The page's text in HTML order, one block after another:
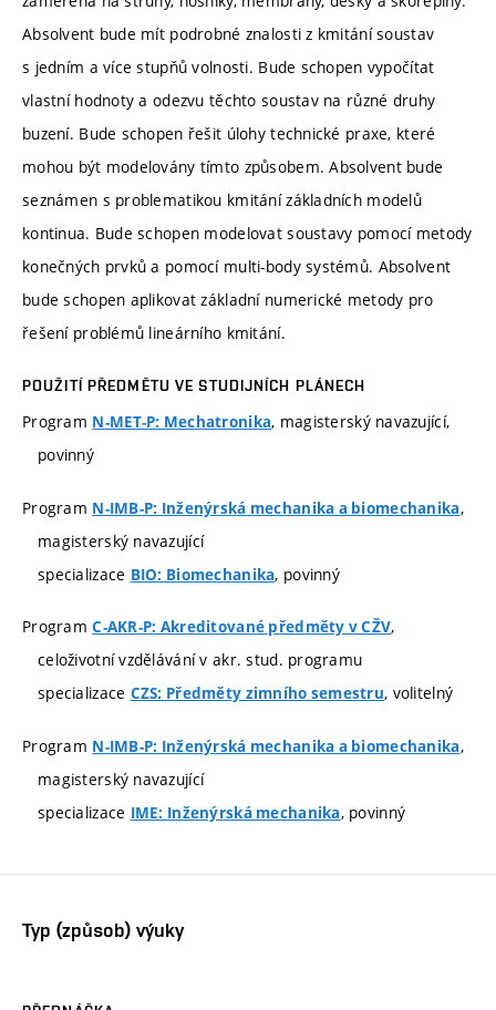
Absolvent bude mít podrobné znalosti z kmitání soustav
s jedním a více stupňů volnosti. Bude schopen vypočítat
vlastní hodnoty a odezvu těchto soustav na různé druhy
buzení. Bude schopen řešit úlohy technické praxe, které
mohou být modelovány tímto způsobem. Absolvent bude
seznámen s problematikou kmitání základních modelů
kontinua. Bude schopen modelovat soustavy pomocí metody
konečných prvků a pomocí multi-body systémů. Absolvent
bude schopen aplikovat základní numerické metody pro
řešení problémů lineárního kmitání.
POUŽITÍ PŘEDMĚTU VE STUDIJNÍCH PLÁNECH
Program N-MET-P: Mechatronika, magisterský navazující,
povinný
Program N-IMB-P: Inženýrská mechanika a biomechanika,
magisterský navazující
specializace BIO: Biomechanika, povinný
ProgramC-AKR-P: Akreditované předměty v CŽV,
celoživotní vzdělávání v akr. stud. programu
specializace CZS: Předměty zimního semestru, volitelný
Program N-IMB-P: Inženýrská mechanika a biomechanika,
magisterský navazující
specializace IME: Inženýrská mechanika, povinný
Typ (způsob) výuky